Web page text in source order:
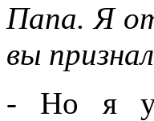
Папа. Я
вы
- Но я